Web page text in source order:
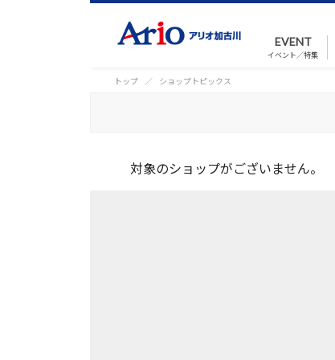
EVENT
イベント／特集
トップ ショップトピックス
対象のショップがございません。